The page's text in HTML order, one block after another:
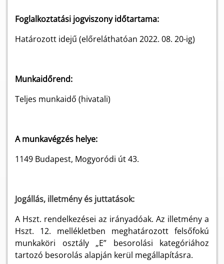
Foglalkoztatási jogviszony időtartama:
Határozott idejű (előreláthatóan 2022. 08. 20-ig)
Munkaidőrend:
Teljes munkaidő (hivatali)
A munkavégzés helye:
1149 Budapest, Mogyoródi út 43.
Jogállás, illetmény és juttatások:
A Hszt. rendelkezései az irányadóak. Az illetmény a
Hszt. 12. mellékletben meghatározott felsőfokú
munkaköri osztály „E” besorolási kategóriához
tartozó besorolás alapján kerül megállapításra.